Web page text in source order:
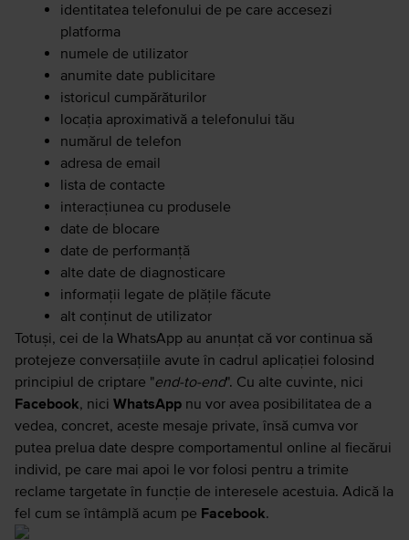
identitatea telefonului de pe care accesezi
platforma
numele de utilizator
anumite date publicitare
istoricul cumpărăturilor
locația aproximativă a telefonului tău
numărul de telefon
adresa de email
lista de contacte
interacțiunea cu produsele
date de blocare
date de performanță
alte date de diagnosticare
informații legate de plățile făcute
alt conținut de utilizator
Totuși, cei de la WhatsApp au anunțat că vor continua să
protejeze conversațiile avute în cadrul aplicației folosind
principiul de criptare "end-to-end". Cu alte cuvinte, nici
Facebook, nici WhatsApp nu vor avea posibilitatea de a
vedea, concret, aceste mesaje private, însă cumva vor
putea prelua date despre comportamentul online al fiecărui
individ, pe care mai apoi le vor folosi pentru a trimite
reclame targetate în funcție de interesele acestuia. Adică la
fel cum se întâmplă acum pe Facebook.